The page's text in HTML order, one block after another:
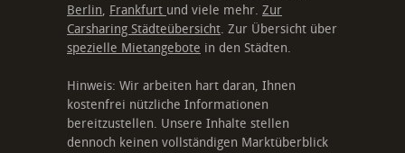
Berlin, Frankfurt und viele mehr. Zur
Carsharing Städteübersicht. Zur Übersicht über
spezielle Mietangebote in den Städten.
Hinweis: Wir arbeiten hart daran, Ihnen
kostenfrei nützliche Informationen
bereitzustellen. Unsere Inhalte stellen
dennoch keinen vollständigen Marktüberblick